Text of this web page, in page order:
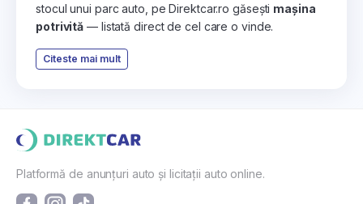
stocul unui parc auto, pe Direktcar.ro găsești mașina
potrivită — listată direct de cel care o vinde.
Citeste mai mult
Platformă de anunțuri auto și licitații auto online.